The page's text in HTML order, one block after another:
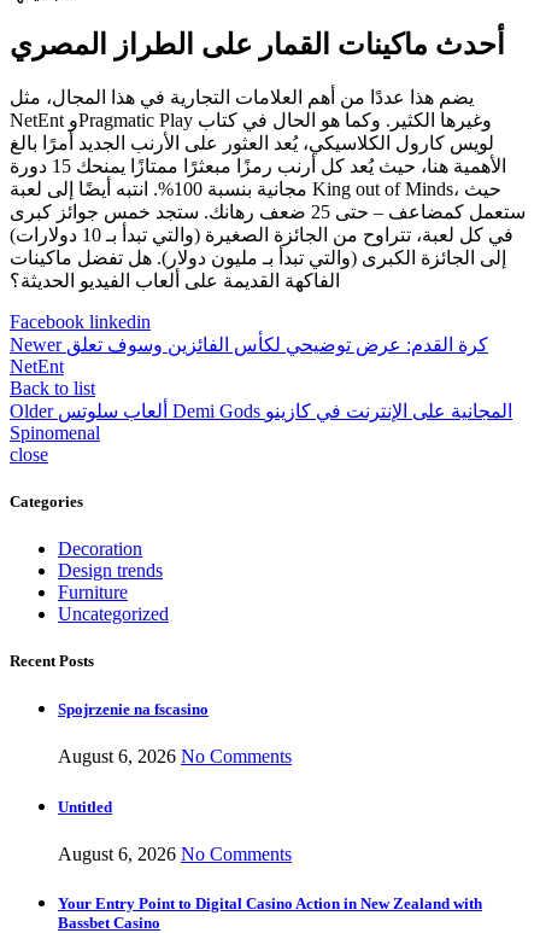
أحدث ماكينات القمار على الطراز المصري
يضم هذا عددًا من أهم العلامات التجارية في هذا المجال، مثل
NetEnt وPragmatic Play وغيرها الكثير. وكما هو الحال في كتاب
لويس كارول الكلاسيكي، يُعد العثور على الأرنب الجديد أمرًا بالغ
الأهمية هنا، حيث يُعد كل أرنب رمزًا مبعثرًا ممتازًا يمنحك 15 دورة
مجانية بنسبة 100%. انتبه أيضًا إلى لعبة King out of Minds، حيث
ستعمل كمضاعف – حتى 25 ضعف رهانك. ستجد خمس جوائز كبرى
في كل لعبة، تتراوح من الجائزة الصغيرة (والتي تبدأ بـ 10 دولارات)
إلى الجائزة الكبرى (والتي تبدأ بـ مليون دولار). هل تفضل ماكينات
الفاكهة القديمة على ألعاب الفيديو الحديثة؟
Facebook linkedin
Newer كرة القدم: عرض توضيحي لكأس الفائزين وسوف تعلق
NetEnt
Back to list
Older ألعاب سلوتس Demi Gods المجانية على الإنترنت في كازينو
Spinomenal
close
Categories
Decoration
Design trends
Furniture
Uncategorized
Recent Posts
Spojrzenie na fscasino
August 6, 2026 No Comments
Untitled
August 6, 2026 No Comments
Your Entry Point to Digital Casino Action in New Zealand with
Bassbet Casino